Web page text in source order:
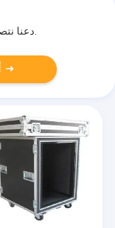
دعنا نتصل بأفضل المنتجات معك.